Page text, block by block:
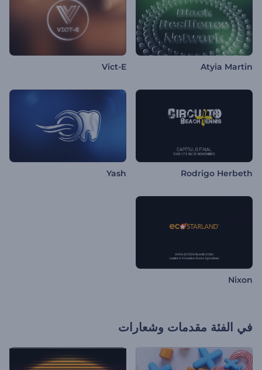
Atyia Martin
Vict-E
Rodrigo Herbeth
Yash
Nixon
في الفئة مقدمات وشعارات